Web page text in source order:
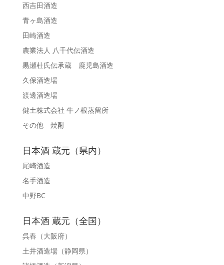
西吉田酒造
青ヶ島酒造
田崎酒造
農業法人 八千代伝酒造
黒瀬杜氏伝承蔵 鹿児島酒造
久保酒造場
渡邊酒造場
健土株式会社 牛ノ根蒸留所
その他 焼酎
日本酒 蔵元（県内）
尾崎酒造
名手酒造
中野BC
日本酒 蔵元（全国）
呉春 （大阪府）
土井酒造場（静岡県）